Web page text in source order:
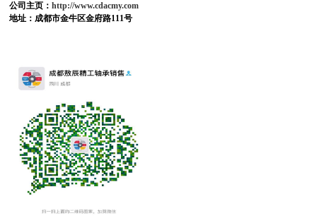
公司主页： http://www.cdacmy.com
地址：成都市金牛区金府路111号